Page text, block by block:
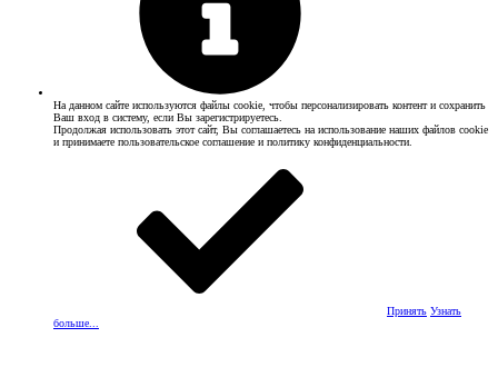
На данном сайте используются файлы cookie, чтобы персонализировать контент и сохранить
Ваш вход в систему, если Вы зарегистрируетесь.
Продолжая использовать этот сайт, Вы соглашаетесь на использование наших файлов cookie
и принимаете пользовательское соглашение и политику конфиденциальности.
Принять Узнать
больше...